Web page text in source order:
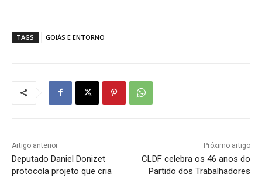
TAGS GOIÁS E ENTORNO
Artigo anterior
Deputado Daniel Donizet
protocola projeto que cria
Próximo artigo
CLDF celebra os 46 anos do
Partido dos Trabalhadores